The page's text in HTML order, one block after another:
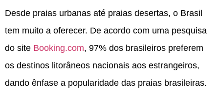
Desde praias urbanas até praias desertas, o Brasil
tem muito a oferecer. De acordo com uma pesquisa
do site Booking.com, 97% dos brasileiros preferem
os destinos litorâneos nacionais aos estrangeiros,
dando ênfase a popularidade das praias brasileiras.